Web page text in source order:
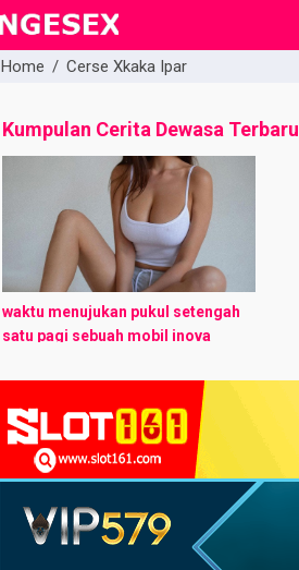
Home / Cerse Xkaka Ipar
Kumpulan Cerita Dewasa Terbaru
waktu menujukan pukul setengah
satu pagi sebuah mobil inova
sawah, ditengah susana yang
gelap mobil tersebut berhenti.
keluarlah seorang pria ...